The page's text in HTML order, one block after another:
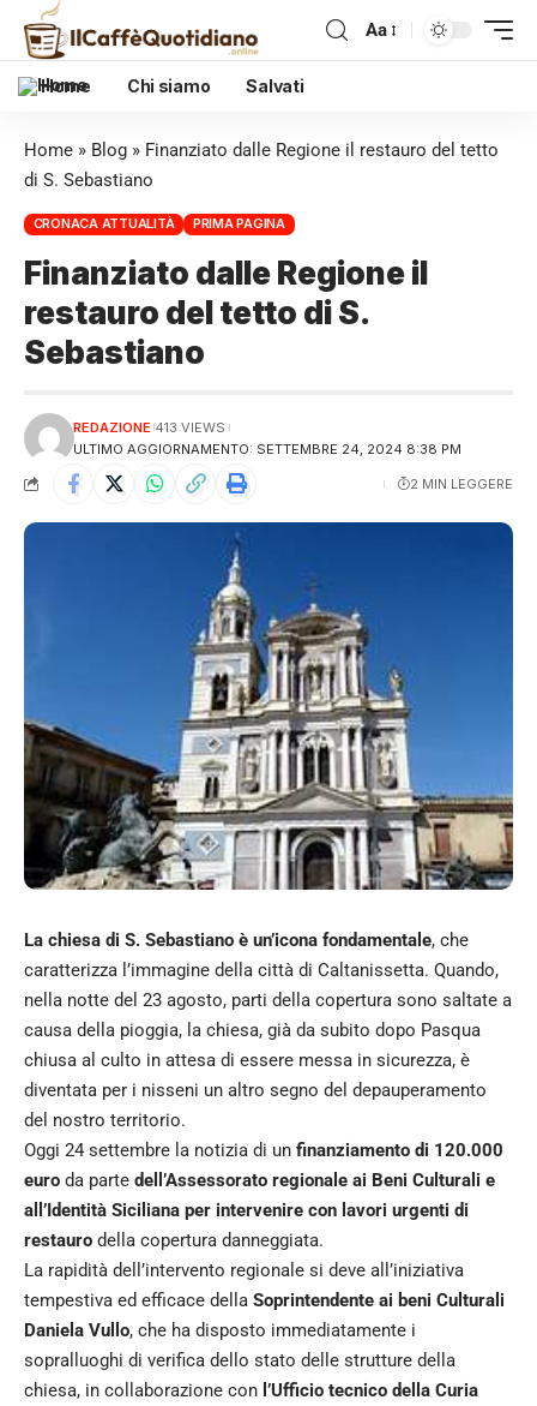
Aa
Home Chi siamo Salvati
Home » Blog » Finanziato dalle Regione il restauro del tetto
di S. Sebastiano
CRONACA ATTUALITÀ PRIMA PAGINA
Finanziato dalle Regione il
restauro del tetto di S.
Sebastiano
ULTIMO AGGIORNAMENTO: SETTEMBRE 24, 2024 8:38 PM
REDAZIONE 413 VIEWS
2 MIN LEGGERE
La chiesa di S. Sebastiano è un’icona fondamentale, che
caratterizza l’immagine della città di Caltanissetta. Quando,
nella notte del 23 agosto, parti della copertura sono saltate a
causa della pioggia, la chiesa, già da subito dopo Pasqua
chiusa al culto in attesa di essere messa in sicurezza, è
diventata per i nisseni un altro segno del depauperamento
del nostro territorio.
Oggi 24 settembre la notizia di un finanziamento di 120.000
euro da parte dell’Assessorato regionale ai Beni Culturali e
all’Identità Siciliana per intervenire con lavori urgenti di
restauro della copertura danneggiata.
La rapidità dell’intervento regionale si deve all’iniziativa
tempestiva ed efficace della Soprintendente ai beni Culturali
Daniela Vullo, che ha disposto immediatamente i
sopralluoghi di verifica dello stato delle strutture della
chiesa, in collaborazione con l’Ufficio tecnico della Curia